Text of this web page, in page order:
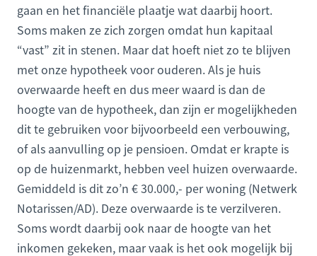
gaan en het financiële plaatje wat daarbij hoort.
Soms maken ze zich zorgen omdat hun kapitaal
“vast” zit in stenen. Maar dat hoeft niet zo te blijven
met onze hypotheek voor ouderen. Als je huis
overwaarde heeft en dus meer waard is dan de
hoogte van de hypotheek, dan zijn er mogelijkheden
dit te gebruiken voor bijvoorbeeld een verbouwing,
of als aanvulling op je pensioen. Omdat er krapte is
op de huizenmarkt, hebben veel huizen overwaarde.
Gemiddeld is dit zo’n € 30.000,- per woning (Netwerk
Notarissen/AD). Deze overwaarde is te verzilveren.
Soms wordt daarbij ook naar de hoogte van het
inkomen gekeken, maar vaak is het ook mogelijk bij